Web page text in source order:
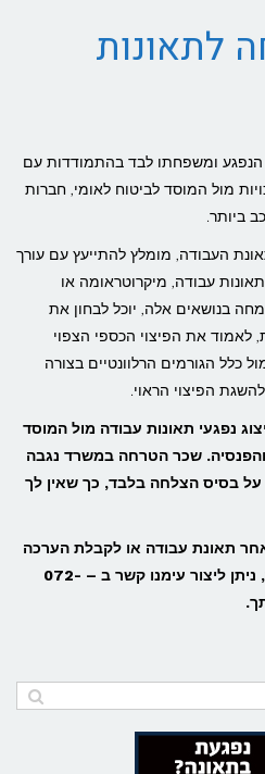
לתאונות
ומשפחתו לבד בהתמודדות עם
מול המוסד לביטוח לאומי, חברות
ביותר.
העבודה, מומלץ להתייעץ עם עורך
תאונות עבודה, מיקרוטראומה או
בנושאים אלה, יוכל לבחון את
לאמוד את הפיצוי הכספי הצפוי
כלל הגורמים הרלוונטיים בצורה
הפיצוי הראוי.
נפגעי תאונות עבודה מול המוסד
שכר הטרחה במשרד נגבה
בסיס הצלחה בלבד, כך שאין לך
תאונת עבודה או לקבלת הערכה
לגובה הפיצוי הכספי שמגיע לך, ניתן ליצור עימנו קשר ב – 072-